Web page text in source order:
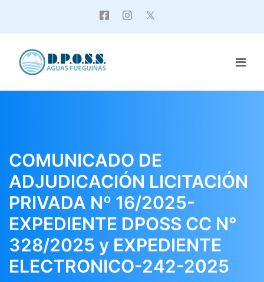
COMUNICADO DE
ADJUDICACIÓN LICITACIÓN
PRIVADA Nº 16/2025-
EXPEDIENTE DPOSS CC N°
328/2025 y EXPEDIENTE
ELECTRONICO-242-2025